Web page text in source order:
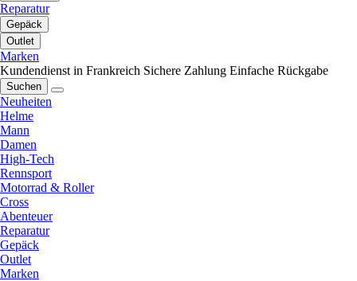
Reparatur
Gepäck
Outlet
Marken
Kundendienst in Frankreich Sichere Zahlung Einfache Rückgabe
Suchen
Neuheiten
Helme
Mann
Damen
High-Tech
Rennsport
Motorrad & Roller
Cross
Abenteuer
Reparatur
Gepäck
Outlet
Marken